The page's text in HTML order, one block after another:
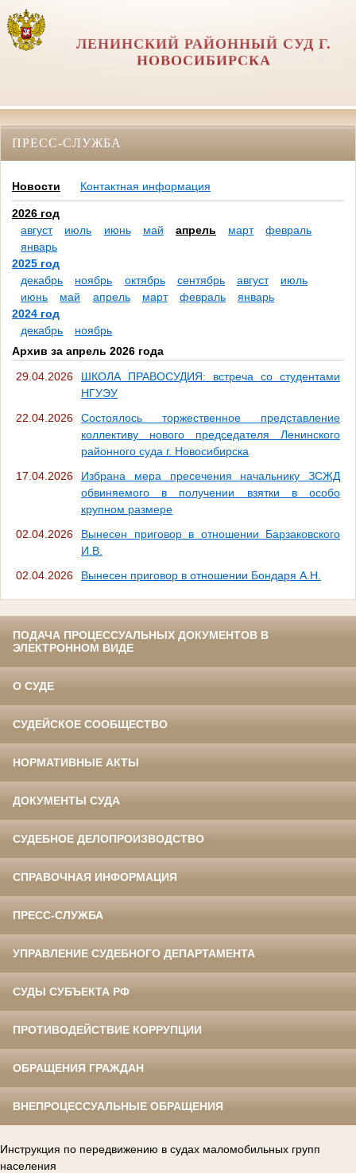
ЛЕНИНСКИЙ РАЙОННЫЙ СУД Г.
НОВОСИБИРСКА
ПРЕСС-СЛУЖБА
Новости Контактная информация
2026 год
август
июль июнь май апрель март
февраль
январь
2025 год
декабрь
ноябрь октябрь сентябрь август
июль
июнь
май апрель март февраль
январь
2024 год
декабрь
ноябрь
Архив за апрель 2026 года
29.04.2026
ШКОЛА ПРАВОСУДИЯ: встреча со студентами
НГУЭУ
22.04.2026
Состоялось торжественное представление
коллективу нового председателя Ленинского
районного суда г. Новосибирска
17.04.2026
Избрана мера пресечения начальнику ЗСЖД
обвиняемого в получении взятки в особо
крупном размере
02.04.2026
Вынесен приговор в отношении Барзаковского
И.В.
02.04.2026
Вынесен приговор в отношении Бондаря А.Н.
ПОДАЧА ПРОЦЕССУАЛЬНЫХ ДОКУМЕНТОВ В
ЭЛЕКТРОННОМ ВИДЕ
О СУДЕ
СУДЕЙСКОЕ СООБЩЕСТВО
НОРМАТИВНЫЕ АКТЫ
ДОКУМЕНТЫ СУДА
СУДЕБНОЕ ДЕЛОПРОИЗВОДСТВО
СПРАВОЧНАЯ ИНФОРМАЦИЯ
ПРЕСС-СЛУЖБА
УПРАВЛЕНИЕ СУДЕБНОГО ДЕПАРТАМЕНТА
СУДЫ СУБЪЕКТА РФ
ПРОТИВОДЕЙСТВИЕ КОРРУПЦИИ
ОБРАЩЕНИЯ ГРАЖДАН
ВНЕПРОЦЕССУАЛЬНЫЕ ОБРАЩЕНИЯ
Инструкция по передвижению в судах маломобильных групп
населения